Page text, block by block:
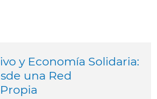
y Economía Solidaria:
una Red